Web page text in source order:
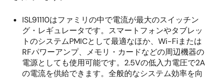
ISL91110はファミリの中で電流が最大のスイッチン
グ・レギュレータです。スマートフォンやタブレッ
トのシステムPMICとして最適なほか、Wi-Fiまたは
RFパワーアンプ、メモリ・カードなどの周辺機器の
電源としても使用可能です。2.5Vの低入力電圧で2A
の電流を供給できます。全般的なシステム効率を向